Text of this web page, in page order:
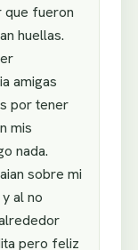
que fueron
huellas.
amigas
por tener
mis
nada.
sobre mi
al no
pero feliz